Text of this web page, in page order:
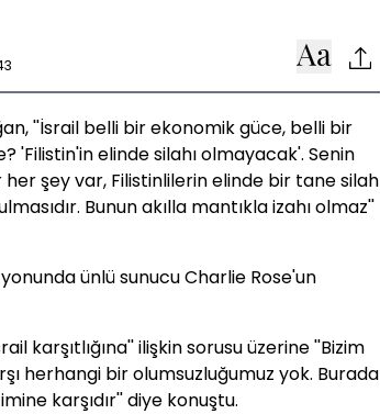
''İsrail belli bir ekonomik güce, belli bir
'Filistin'in elinde silahı olmayacak'. Senin
şey var, Filistinlilerin elinde bir tane silah
Bunun akılla mantıkla izahı olmaz''
ünlü sunucu Charlie Rose'un
karşıtlığına'' ilişkin sorusu üzerine ''Bizim
herhangi bir olumsuzluğumuz yok. Burada
karşıdır'' diye konuştu.